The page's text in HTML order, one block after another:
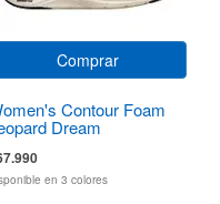
Comprar
Contour Foam
Dream
en 3 colores